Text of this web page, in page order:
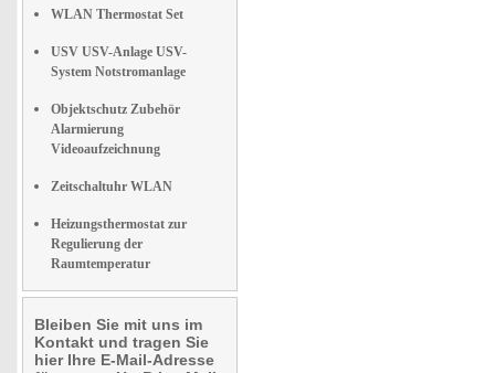
WLAN Thermostat Set
USV USV-Anlage USV-
System Notstromanlage
Objektschutz Zubehör
Alarmierung
Videoaufzeichnung
Zeitschaltuhr WLAN
Heizungsthermostat zur
Regulierung der
Raumtemperatur
Bleiben Sie mit uns im
Kontakt und tragen Sie
hier Ihre E-Mail-Adresse